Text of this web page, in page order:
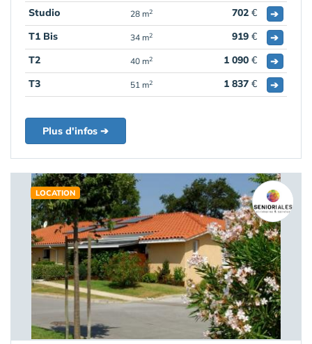
Studio 28 m2 702 €
➔
T1 Bis
34 m2 919 €
➔
T2
40 m2 1 090 €
➔
T3
51 m2 1 837 € ➔
Plus d'infos ➔
LOCATION